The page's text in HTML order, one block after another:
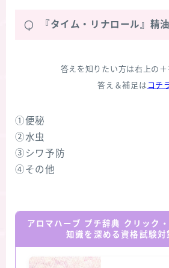
Q 『タイム・リナロール』精
答えを知りたい方は右上の
答え＆補足は コチ
①便秘
②水虫
③シワ予防
④その他
アロマハーブ プチ辞典 クリック
知識を深める資格試験対